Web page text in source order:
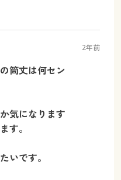
2年前
筒丈は何セン
気になります
す。
いです。